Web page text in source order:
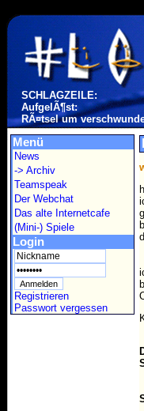
SCHLAGZEILE:
AufgelÃ¶st:
RÃ¤tsel um
Menü
News
-> Archiv
Teamspeak
Der Webchat
Das alte Internetcafe
(Mini-) Spiele
Login
Registrieren
Passwort vergessen